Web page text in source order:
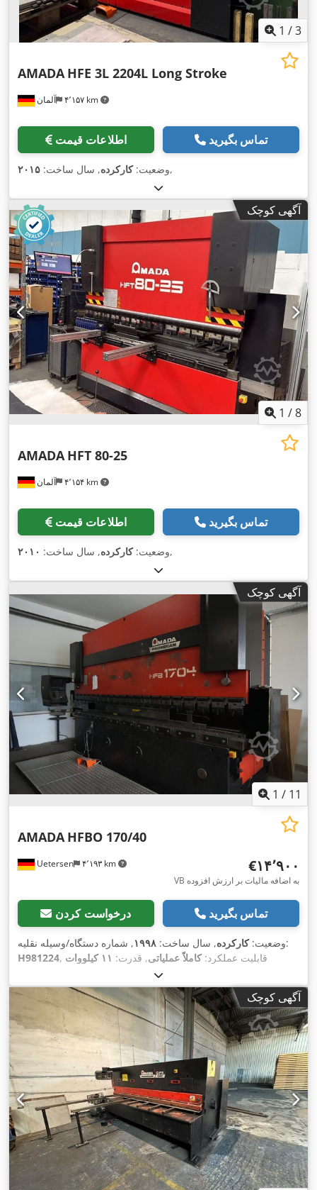
1 /3
آلمان ۴٬۱۵۷ km
AMADA HFE 3L 2204L Long Stroke
اطلاعات قیمت تماس بگیرید
وضعیت:کارکرده, سال ساخت: ۲۰۱۵ ,
آگهی کوچک
1 /8
آلمان ۴٬۱۵۴ km
AMADA HFT 80-25
اطلاعات قیمت تماس بگیرید
وضعیت:کارکرده, سال ساخت: ۲۰۱۰ ,
آگهی کوچک
1 / 11
Uetersen ۴٬۱۹۳ km
AMADA HFBO 170/40
‎€۱۴٬۹۰۰
VB به اضافه مالیات بر ارزش افزوده
درخواست کردن تماس بگیرید
وضعیت:کارکرده, سال ساخت: ۱۹۹۸
, شماره دستگاه/وسیله نقلیه:
H981224
, قابلیت عملکرد:کاملاً عملیاتی, قدرت:
۱۱ کیلووات
میلی‌متر, سرعت عملکرد:۸ میلی‌متر/ثانیه , سرعت دنده عقب:۸۰
میلی‌متر/ثانیه, عرض میز: ۱۸۰ میلی‌متر , طول میز: ۴٬۲۳۰ میلی‌متر
ارتفاع میز: ۹۶۰ میلی‌متر , عمق گلو: ۴۱۰ میلی‌متر
, فاصله بین
ستون‌ها:۳٬۷۶۰ میلی‌متر , ظرفیت مخزن روغن: ۱۵۰ ل
, طول کل:
۴٬۵۰۰ میلی‌متر
, عرض کل:۲٬۲۰۰ میلی‌متر , ارتفاع کل:
۲٬۹۰۰
میلی‌متر, وزن کل:۱۳ کیلوگرم , تجهیزات: مانع نور ایمنی, مستندات /
راهنما, نشان CE,
آگهی کوچک